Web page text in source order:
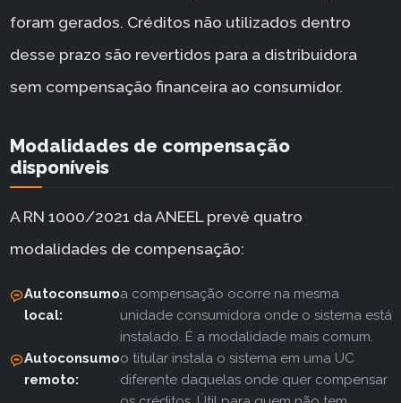
foram gerados. Créditos não utilizados dentro
desse prazo são revertidos para a distribuidora
sem compensação financeira ao consumidor.
Modalidades de compensação
disponíveis
A RN 1000/2021 da ANEEL prevê quatro
modalidades de compensação:
Autoconsumo
local:
a compensação ocorre na mesma
unidade consumidora onde o sistema está
instalado. É a modalidade mais comum.
Autoconsumo
remoto:
o titular instala o sistema em uma UC
diferente daquelas onde quer compensar